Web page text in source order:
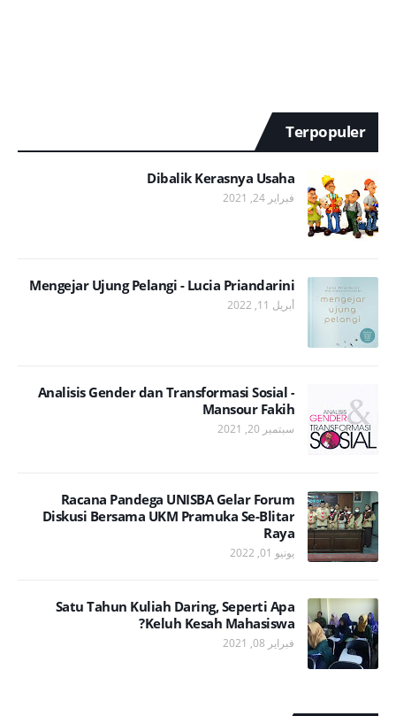
Terpopuler
Dibalik Kerasnya Usaha
فبراير 24, 2021
Mengejar Ujung Pelangi - Lucia Priandarini
أبريل 11, 2022
Analisis Gender dan Transformasi Sosial -
Mansour Fakih
سبتمبر 20, 2021
Racana Pandega UNISBA Gelar Forum
Diskusi Bersama UKM Pramuka Se-Blitar
Raya
يونيو 01, 2022
Satu Tahun Kuliah Daring, Seperti Apa
Keluh Kesah Mahasiswa?
فبراير 08, 2021